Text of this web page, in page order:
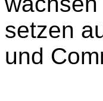
setzen
und